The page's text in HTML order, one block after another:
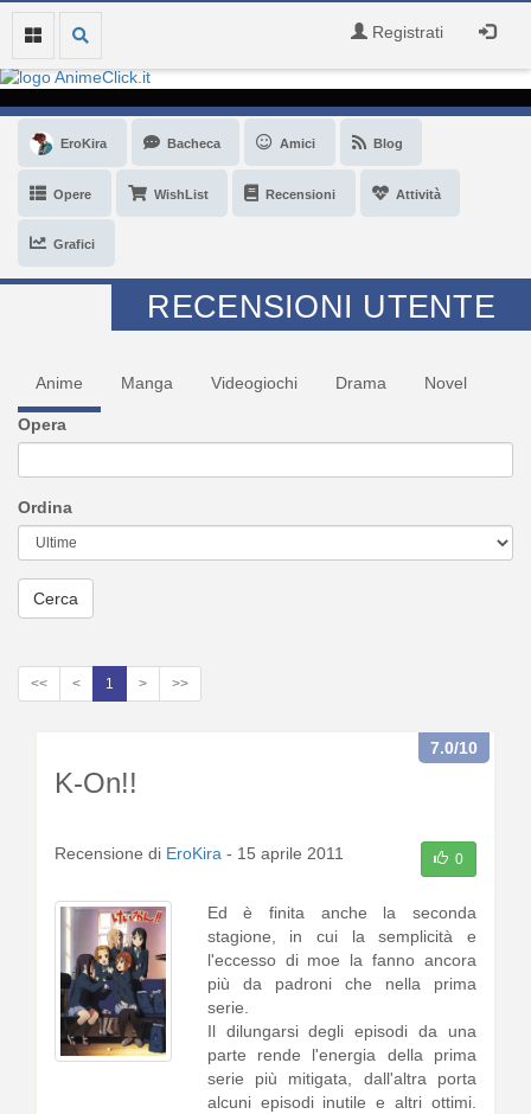
Registrati
EroKira Bacheca Amici Blog
Opere WishList Recensioni Attività
Grafici
RECENSIONI UTENTE
Anime Manga Videogiochi Drama Novel
Opera
Ordina
Cerca
<< < 1 > >>
K-On!!
7.0/10
Recensione di EroKira - 15 aprile 2011 0
Ed è finita anche la seconda
stagione, in cui la semplicità e
l'eccesso di moe la fanno ancora
più da padroni che nella prima
serie.
Il dilungarsi degli episodi da una
parte rende l'energia della prima
serie più mitigata, dall'altra porta
alcuni episodi inutile e altri ottimi.